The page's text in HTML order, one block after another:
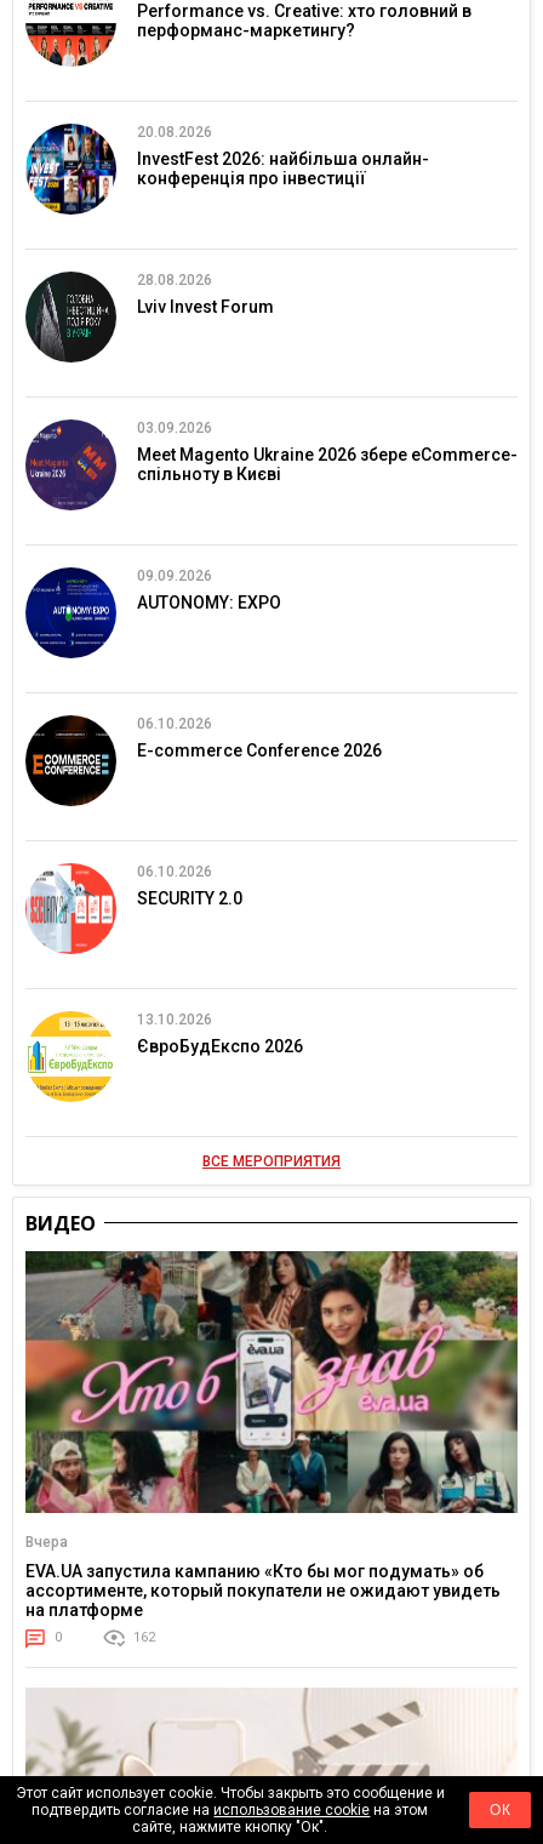
Performance vs. Creative: хто головний в
перформанс-маркетингу?
20.08.2026
InvestFest 2026: найбільша онлайн-
конференція про інвестиції
28.08.2026
Lviv Invest Forum
03.09.2026
Meet Magento Ukraine 2026 збере eCommerce-
спільноту в Києві
09.09.2026
AUTONOMY: EXPO
06.10.2026
E-commerce Conference 2026
06.10.2026
SECURITY 2.0
13.10.2026
ЄвроБудЕкспо 2026
ВСЕ МЕРОПРИЯТИЯ
ВИДЕО
Вчера
EVA.UA запустила кампанию «Кто бы мог подумать» об
ассортименте, который покупатели не ожидают увидеть
на платформе
0 162
Этот сайт использует cookie. Чтобы закрыть это сообщение и
подтвердить согласие наиспользование cookie на этом
сайте, нажмите кнопку "Ок".
ОК